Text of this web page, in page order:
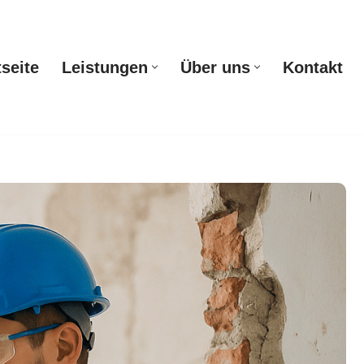
Leistungen Über uns Kontakt
Startseite Leistungen Über uns Kontakt